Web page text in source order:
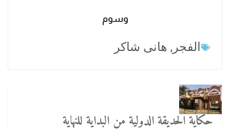
وسوم
الفجر , هانى شاكر
حكاية الحديقة الدولية من البداية للنهاية